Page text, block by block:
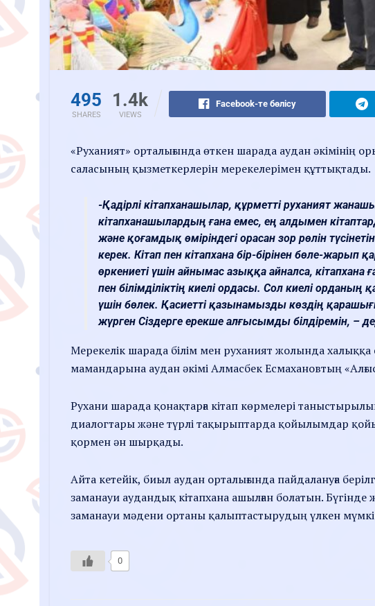
495
SHARES
1.4k
VIEWS
Facebook-те бөлісу
«Руханият» орталығында өткен шарада аудан әкімінің
саласының қызметкерлерін мерекелерімен құттықтады.
-Қадірлі кітапханашылар, құрметті руханият
кітапханашылардың ғана емес, ең алдымен
және қоғамдық өміріндегі орасан зор рөлін
керек. Кітап пен кітапхана бір-бірінен бөле-жарып
өркениеті үшін айнымас азыққа айналса,
пен білімділіктің киелі ордасы. Сол киелі орданың
үшін бөлек. Қасиетті қазынамызды көздің
жүрген Сіздерге ерекше алғысымды білдіремін, –
Мерекелік шарада білім мен руханият жолында халыққа
мамандарына аудан әкімі Алмасбек Есмахановтың
Рухани шарада қонақтарға кітап көрмелері
диалогтары және түрлі тақырыптарда қойылымдар
қормен ән шырқады.
Айта кетейік, биыл аудан орталығында пайдалануға
заманауи аудандық кітапхана ашылған болатын. Бүгінде
заманауи мәдени ортаны қалыптастырудың үлкен
0